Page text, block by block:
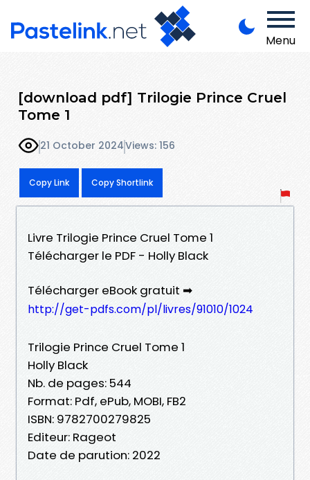
Menu
[download pdf] Trilogie Prince Cruel
Tome 1
21 October 2024Views: 156
Copy Link Copy Shortlink
Livre Trilogie Prince Cruel Tome 1
Télécharger le PDF - Holly Black
Télécharger eBook gratuit ➡
http://get-pdfs.com/pl/livres/91010/1024
Trilogie Prince Cruel Tome 1
Holly Black
Nb. de pages: 544
Format: Pdf, ePub, MOBI, FB2
ISBN: 9782700279825
Editeur: Rageot
Date de parution: 2022